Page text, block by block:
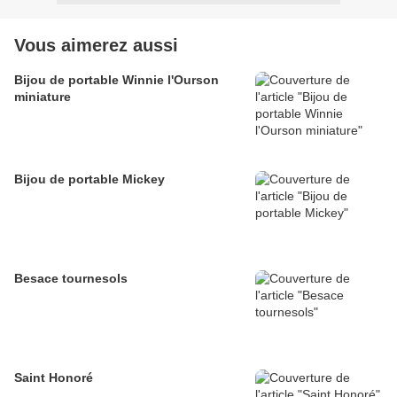
Vous aimerez aussi
Bijou de portable Winnie l'Ourson
miniature
Bijou de portable Mickey
Besace tournesols
Saint Honoré